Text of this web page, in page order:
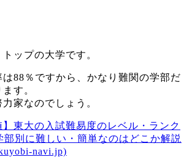
ップの大学です。
88％ですから、かなり難関の学部だ
す。
家なのでしょう。
】東大の入試難易度のレベル・ランク
部別に難しい・簡単なのはどこか解説
navi.jp)